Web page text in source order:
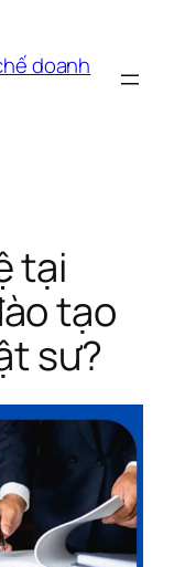
doanh
tại
tạo
sư?